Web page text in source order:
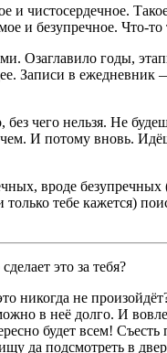
и чистосердечное.
и безупречное. Что-то
Озаглавило годы,
Записи в ежедневник
без чего нельзя. Не
И потому вновь.
вроде безупречных
только тебе кажется)
это за тебя?
никогда не
в неё долго. И
будет всем!
да подсмотреть в